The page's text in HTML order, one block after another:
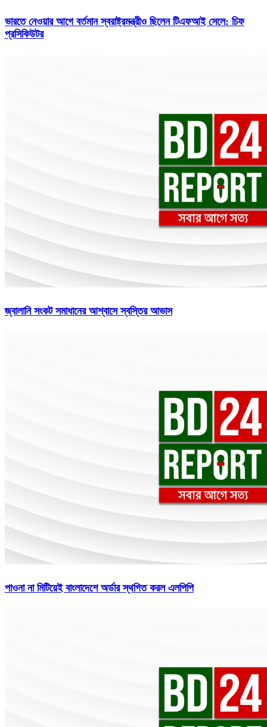
ভারতে নেওয়ার আগে বর্তমান স্বরাষ্ট্রমন্ত্রীও ছিলেন টিএফআই সেলে: চিফ
প্রসিকিউটর
জ্বালানি সংকট সমাধানের আশ্বাসে স্বস্তির আভাস
পাওনা না মিটিয়েই বাংলাদেশে অর্ডার স্থগিত করল এলপিপি